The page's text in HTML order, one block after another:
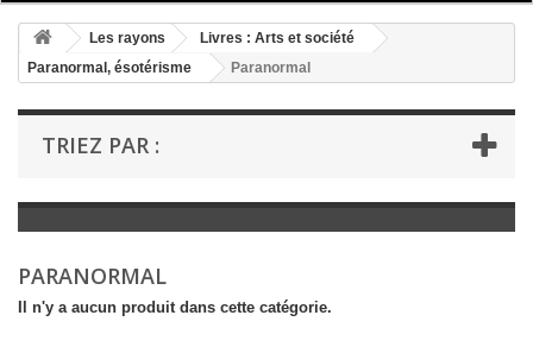
+
LIVRES : ARTS ET SOCIÉTÉ
+
LIVRES : LITTÉRATURE
+
LIVRES : JEUNESSE
LIVRES ANCIENS AVANT 1900
Les rayons
Livres : Arts et société
Paranormal, ésotérisme
Paranormal
TRIEZ PAR :
PARANORMAL
Il n'y a aucun produit dans cette catégorie.